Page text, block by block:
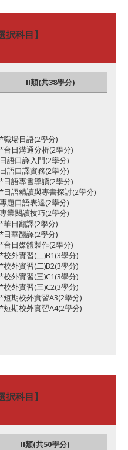
択科目】
II類(共38學分)
*職場日語(2學分)
*台日溝通分析(2學分)
日語口譯入門(2學分)
日語口譯實務(2學分)
*日語專書導讀(2學分)
*日語精讀與專書探討(2學分)
專題口語表達(2學分)
專業閱讀技巧(2學分)
*華日翻譯(2學分)
*日華翻譯(2學分)
*台日媒體製作(2學分)
*校外實習(二)B1(3學分)
*校外實習(二)B2(3學分)
*校外實習(三)C1(3學分)
*校外實習(三)C2(3學分)
*短期校外實習A3(2學分)
*短期校外實習A4(2學分)
択科目】
II類(共50學分)